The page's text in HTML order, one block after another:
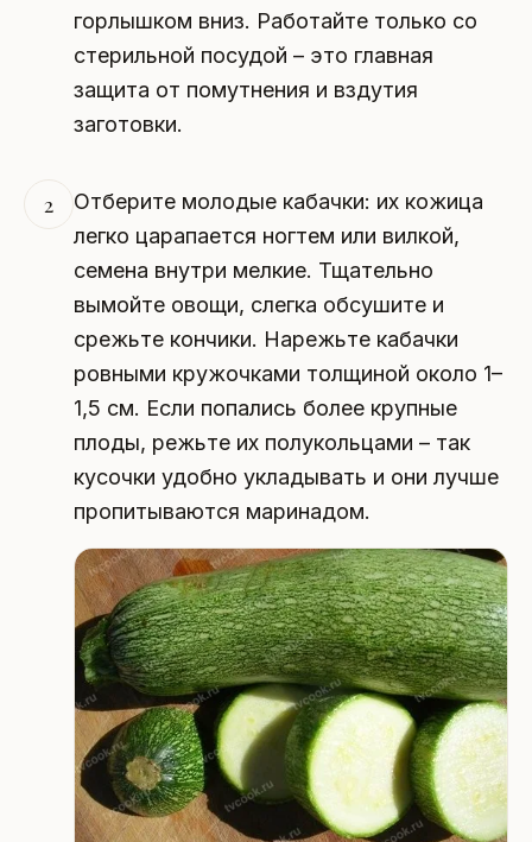
горлышком вниз. Работайте только со
стерильной посудой – это главная
защита от помутнения и вздутия
заготовки.
2
Отберите молодые кабачки: их кожица
легко царапается ногтем или вилкой,
семена внутри мелкие. Тщательно
вымойте овощи, слегка обсушите и
срежьте кончики. Нарежьте кабачки
ровными кружочками толщиной около 1–
1,5 см. Если попались более крупные
плоды, режьте их полукольцами – так
кусочки удобно укладывать и они лучше
пропитываются маринадом.